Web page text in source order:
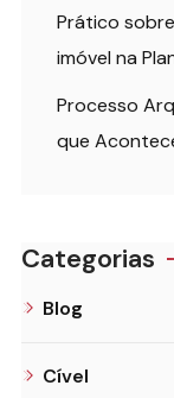
Prático
imóvel na
Processo
que
Categorias
Blog
Cível